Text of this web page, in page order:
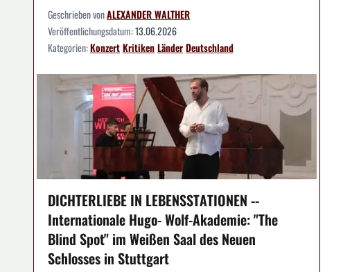
Geschrieben vonALEXANDER WALTHER
Veröffentlichungsdatum:13.06.2026
Kategorien:KonzertKritikenLänderDeutschland
DICHTERLIEBE IN LEBENSSTATIONEN --
Internationale Hugo- Wolf-Akademie: "The
Blind Spot" im Weißen Saal des Neuen
Schlosses in Stuttgart